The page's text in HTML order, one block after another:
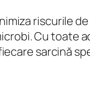
riscurile
Cu toate
sarcină